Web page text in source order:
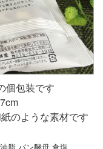
個包装です
のような素材です